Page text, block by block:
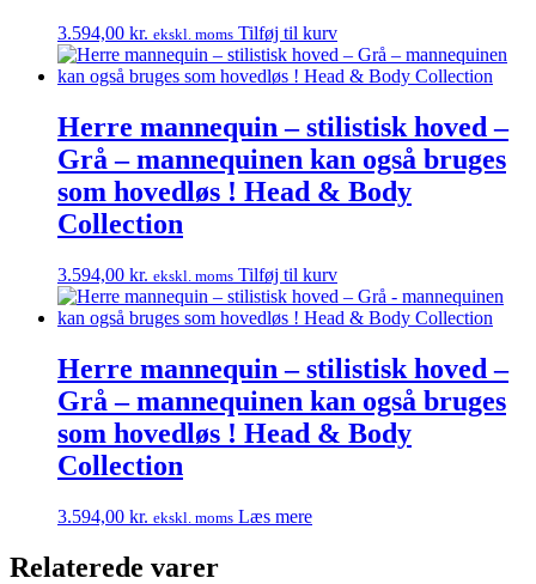
3.594,00 kr. ekskl. moms Tilføj til kurv
Herre mannequin – stilistisk hoved –
Grå – mannequinen kan også bruges
som hovedløs ! Head & Body
Collection
3.594,00 kr. ekskl. moms Tilføj til kurv
Herre mannequin – stilistisk hoved –
Grå – mannequinen kan også bruges
som hovedløs ! Head & Body
Collection
3.594,00 kr. ekskl. moms Læs mere
Relaterede varer